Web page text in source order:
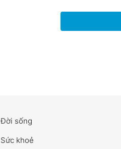
Đời sống
Sức khoẻ